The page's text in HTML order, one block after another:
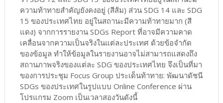
ความท้าทายสำคัญยังคงอยู่ (สีส้ม) ส่วน SDG 14 และ SDG
15 ของประเทศไทย อยู่ในสถานะมีความท้าทายมาก (สี
แดง) จากการรายงาน SDGs Report ที่อาจมีความคาด
เคลื่อนจากความเป็นจริงในแต่ละประเทศ ด้วยข้อจำกัด
ของข้อมูล ทำให้ข้อมูลในรายงานอาจไม่สามารถแสดงถึง
สถานภาพจริงของแต่ละ SDG ของประเทศไทย จึงเป็นที่มา
ของการประชุม Focus Group ประเด็นท้าทาย: พัฒนาดัชนี
SDGs ของประเทศในรูปแบบ Online Conference ผ่าน
โปรแกรม Zoom เป็นเวลาสองวันดังนี้